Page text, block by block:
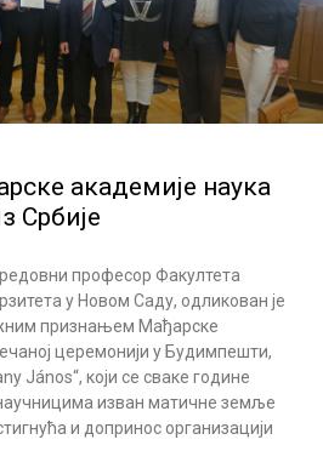
академије наука
Србије
професор Факултета
у Новом Саду, одликован је
признањем Мађарске
церемонији у Будимпешти,
János“, који се сваке године
изван матичне земље
и допринос организацији